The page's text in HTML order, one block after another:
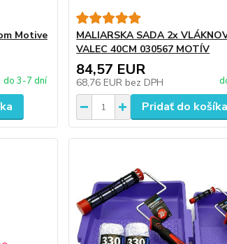
Motive
do 3-7 dní
MALIARSKA SADA 2x
VALEC 40CM 030567 MOTÍV
84,57 EUR
68,76 EUR bez DPH
Pridať do košíka